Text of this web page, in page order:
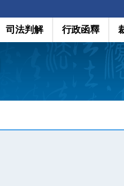
司法判解 行政函釋